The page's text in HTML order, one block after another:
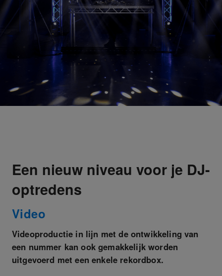
Een nieuw niveau voor je DJ-
optredens
Video
Videoproductie in lijn met de ontwikkeling van
een nummer kan ook gemakkelijk worden
uitgevoerd met een enkele rekordbox.